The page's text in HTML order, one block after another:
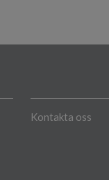
Kontakta oss